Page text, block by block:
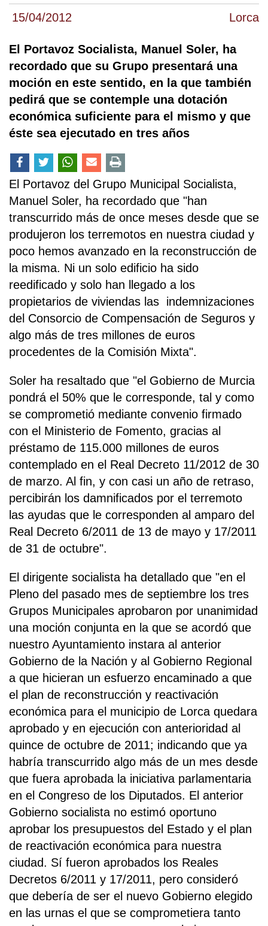
15/04/2012 Lorca
El Portavoz Socialista, Manuel Soler, ha
recordado que su Grupo presentará una
moción en este sentido, en la que también
pedirá que se contemple una dotación
económica suficiente para el mismo y que
éste sea ejecutado en tres años
El Portavoz del Grupo Municipal Socialista,
Manuel Soler, ha recordado que "han
transcurrido más de once meses desde que se
produjeron los terremotos en nuestra ciudad y
poco hemos avanzado en la reconstrucción de
la misma. Ni un solo edificio ha sido
reedificado y solo han llegado a los
propietarios de viviendas las indemnizaciones
del Consorcio de Compensación de Seguros y
algo más de tres millones de euros
procedentes de la Comisión Mixta".
Soler ha resaltado que "el Gobierno de Murcia
pondrá el 50% que le corresponde, tal y como
se comprometió mediante convenio firmado
con el Ministerio de Fomento, gracias al
préstamo de 115.000 millones de euros
contemplado en el Real Decreto 11/2012 de 30
de marzo. Al fin, y con casi un año de retraso,
percibirán los damnificados por el terremoto
las ayudas que le corresponden al amparo del
Real Decreto 6/2011 de 13 de mayo y 17/2011
de 31 de octubre".
El dirigente socialista ha detallado que "en el
Pleno del pasado mes de septiembre los tres
Grupos Municipales aprobaron por unanimidad
una moción conjunta en la que se acordó que
nuestro Ayuntamiento instara al anterior
Gobierno de la Nación y al Gobierno Regional
a que hicieran un esfuerzo encaminado a que
el plan de reconstrucción y reactivación
económica para el municipio de Lorca quedara
aprobado y en ejecución con anterioridad al
quince de octubre de 2011; indicando que ya
habría transcurrido algo más de un mes desde
que fuera aprobada la iniciativa parlamentaria
en el Congreso de los Diputados. El anterior
Gobierno socialista no estimó oportuno
aprobar los presupuestos del Estado y el plan
de reactivación económica para nuestra
ciudad. Sí fueron aprobados los Reales
Decretos 6/2011 y 17/2011, pero consideró
que debería de ser el nuevo Gobierno elegido
en las urnas el que se comprometiera tanto